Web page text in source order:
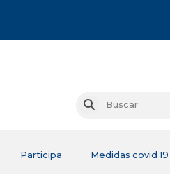
Buscar
Participa Medidas covid 19